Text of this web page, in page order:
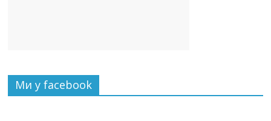
Ми у facebook